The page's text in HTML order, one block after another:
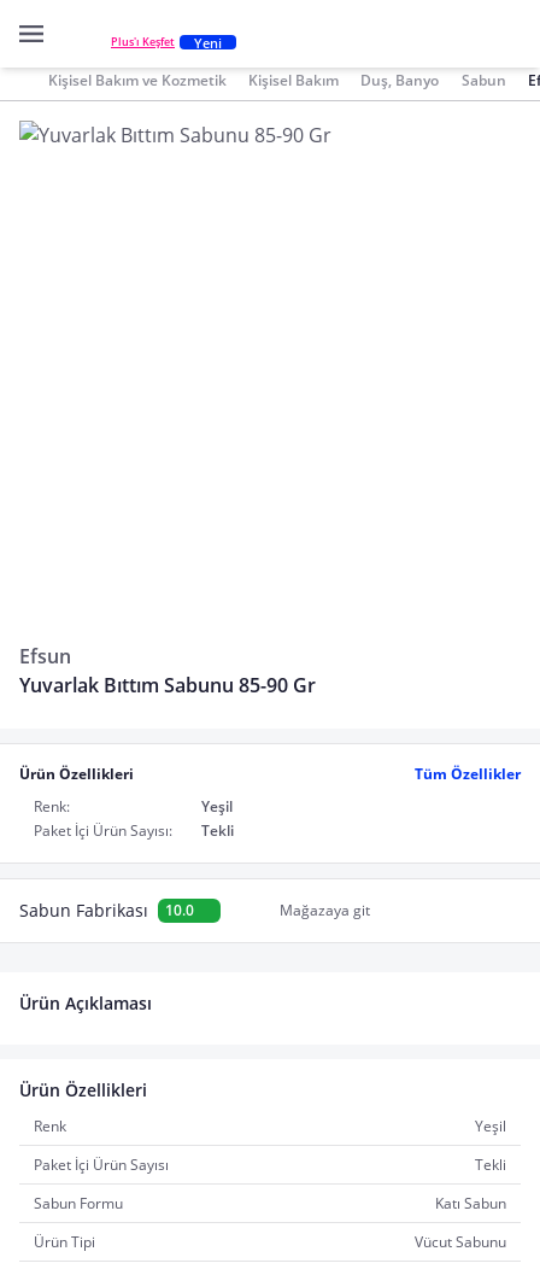
Plus'ı Keşfet Yeni
Kişisel Bakım ve Kozmetik Kişisel Bakım Duş, Banyo Sabun
Efsun
Yuvarlak Bıttım Sabunu 85-90 Gr
Ürün Özellikleri
Tüm Özellikler
Renk:
Yeşil
Paket İçi Ürün Sayısı:
Tekli
Sabun Fabrikası 10.0 Mağazaya git
Ürün Açıklaması
Ürün Özellikleri
Renk
Yeşil
Paket İçi Ürün Sayısı
Tekli
Sabun Formu
Katı Sabun
Ürün Tipi
Vücut Sabunu